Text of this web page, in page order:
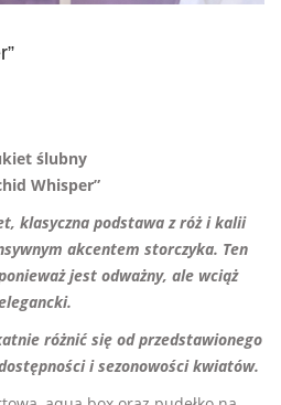
ślubny
Whisper”
klasyczna podstawa z róż i kalii
akcentem storczyka. Ten
jest odważny, ale wciąż
różnić się od przedstawionego
i sezonowości kwiatów.